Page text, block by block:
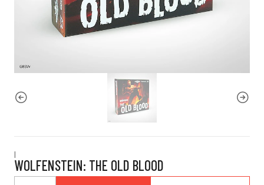
|
WOLFENSTEIN: THE OLD BLOOD